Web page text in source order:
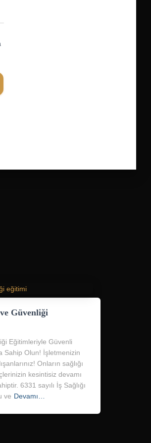
ve Güvenliği
Eğitimleriyle Güvenli
Sahip Olun! İşletmenizin
Onların sağlığı
kesintisiz devamı
6331 sayılı İş Sağlığı
ve Devamı…